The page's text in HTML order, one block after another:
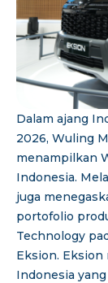
Dalam ajang
2026, Wuling
menampilkan
Indonesia.
juga
portofolio
Technology
Eksion. Eksion
Indonesia